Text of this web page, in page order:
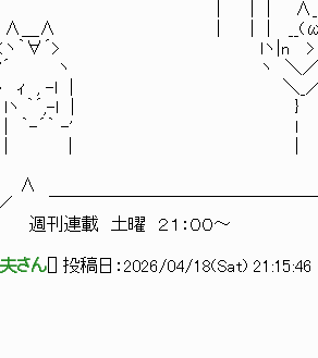
>
・｀） ドラマ仕
lヽ|n > ,-
ヽ ＼／
-l | ＼_／
´,-l | }
´｀ -' l
￣￣￣￣￣￣￣￣￣￣￣
曜 ２１：００～
さん ] 投稿日： 2026/04/18(Sat) 21:15:46